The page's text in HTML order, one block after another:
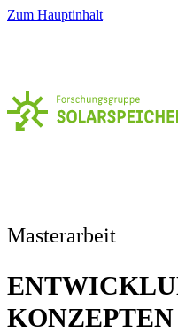
Zum Hauptinhalt
Masterarbeit